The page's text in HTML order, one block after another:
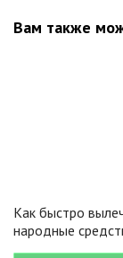
Вам также
Как быстро
народные